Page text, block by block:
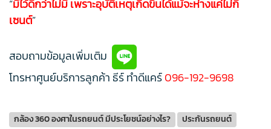
“มีไว้ดีกว่าไม่มี เพราะอุบัติเหตุเกิดขึ้นได้แม้จะห่างแค่ไม่กี่
เซนต์”
สอบถามข้อมูลเพิ่มเติม
โทรหาศูนย์บริการลูกค้า ธีร์ ทำดีแคร์096-192-9698
กล้อง 360 องศาในรถยนต์ มีประโยชน์อย่างไร?
ประกันรถยนต์